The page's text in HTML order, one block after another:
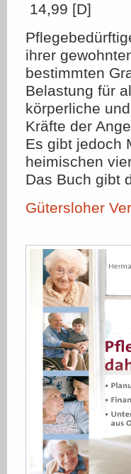
 14,99 [D]
ihrer
bestimmten
Belastung für
körperliche
Kräfte der
Es gibt jedoch
heimischen
Das Buch gibt
Gütersloher